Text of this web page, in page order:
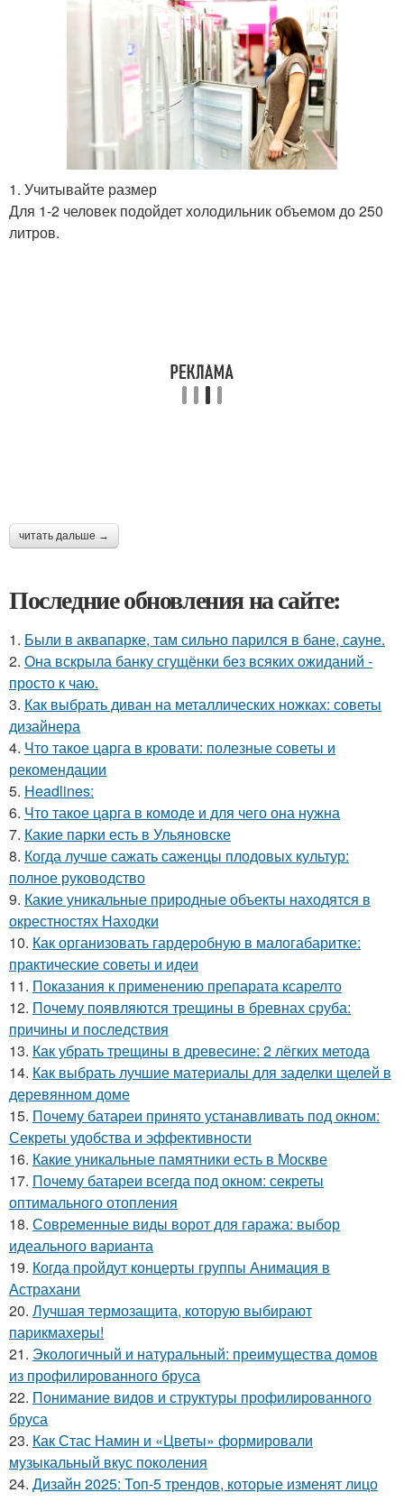
1. Учитывайте размер
Для 1-2 человек подойдет холодильник объемом до 250
литров.
читать дальше →
Последние обновления на сайте:
1. Были в аквапарке, там сильно парился в бане, сауне.
2. Она вскрыла банку сгущёнки без всяких ожиданий -
просто к чаю.
3. Как выбрать диван на металлических ножках: советы
дизайнера
4. Что такое царга в кровати: полезные советы и
рекомендации
5. Headlines:
6. Что такое царга в комоде и для чего она нужна
7. Какие парки есть в Ульяновске
8. Когда лучше сажать саженцы плодовых культур:
полное руководство
9. Какие уникальные природные объекты находятся в
окрестностях Находки
10. Как организовать гардеробную в малогабаритке:
практические советы и идеи
11. Показания к применению препарата ксарелто
12. Почему появляются трещины в бревнах сруба:
причины и последствия
13. Как убрать трещины в древесине: 2 лёгких метода
14. Как выбрать лучшие материалы для заделки щелей в
деревянном доме
15. Почему батареи принято устанавливать под окном:
Секреты удобства и эффективности
16. Какие уникальные памятники есть в Москве
17. Почему батареи всегда под окном: секреты
оптимального отопления
18. Современные виды ворот для гаража: выбор
идеального варианта
19. Когда пройдут концерты группы Анимация в
Астрахани
20. Лучшая термозащита, которую выбирают
парикмахеры!
21. Экологичный и натуральный: преимущества домов
из профилированного бруса
22. Понимание видов и структуры профилированного
бруса
23. Как Стас Намин и «Цветы» формировали
музыкальный вкус поколения
24. Дизайн 2025: Топ-5 трендов, которые изменят лицо